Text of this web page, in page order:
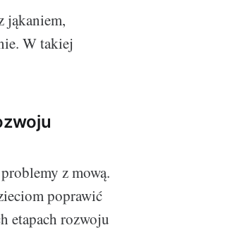
jąkaniem,
W takiej
z mową.
poprawić
etapach rozwoju